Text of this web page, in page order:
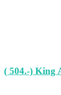
( 504.-) King